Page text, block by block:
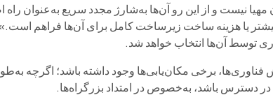
نیست و از این رو آن‌ها به‌شارژ مجدد سریع به‌عنوان راه
یا هزینه ساخت زیرساخت کامل برای آن‌ها فراهم است.»
توسط آن‌ها انتخاب خواهد شد.
فناوری‌ها، برخی مکان‌یابی‌ها وجود داشته باشد؛ اگرچه
دسترس باشد، به‌خصوص در امتداد بزرگراه‌ها.